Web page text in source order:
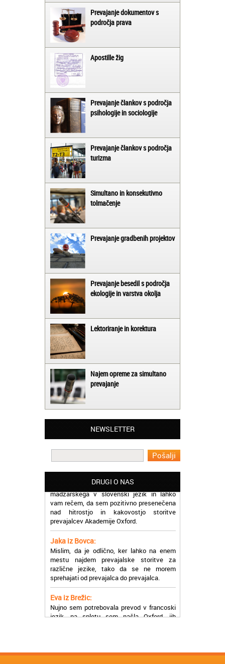
Prevajanje dokumentov s
področja prava
Apostille žig
Prevajanje člankov s področja
psihologije in sociologije
Prevajanje člankov s področja
turizma
Simultano in konsekutivno
tolmačenje
Prevajanje gradbenih projektov
Prevajanje besedil s področja
ekologije in varstva okolja
Lektoriranje in korektura
Najem opreme za simultano
prevajanje
NEWSLETTER
DRUGI O NAS
Matjaž iz Ajdovščine:
Oxford, ker so resnično profesionalni in
prevajalske storitve opravljajo hitro in
Martina iz Bleda:
Potrebovala sem prevajanje iz
madžarskega v slovenski jezik in lahko
vam rečem, da sem pozitivno presenečena
nad hitrostjo in kakovostjo storitve
prevajalcev Akademije Oxford.
Jaka iz Bovca:
Mislim, da je odlično, ker lahko na enem
mestu najdem prevajalske storitve za
različne jezike, tako da se ne morem
sprehajati od prevajalca do prevajalca.
Eva iz Brežic:
Nujno sem potrebovala prevod v francoski
jezik, na spletu sem našla Oxford, jih
poklicala in v roku nekaj ur sem po
Zoran iz Velenja: